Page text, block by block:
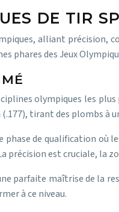
DE TIR
alliant précision,
phares des Jeux
olympiques les
tirant des plombs à
phase de qualification
précision est cruciale, la
parfaite maîtrise de la
à ce niveau.